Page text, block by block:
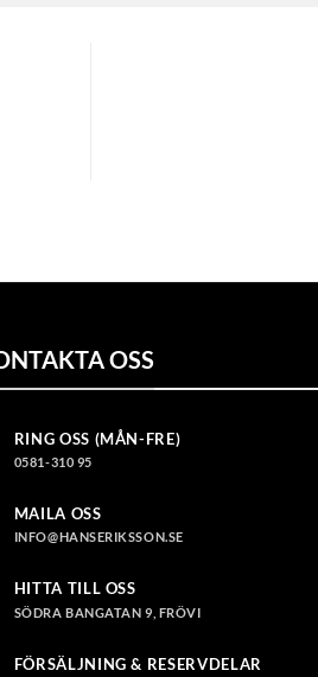
OSS
RING OSS (MÅN-FRE)
0581-310 95
MAILA OSS
INFO@HANSERIKSSON.SE
HITTA TILL OSS
SÖDRA BANGATAN 9, FRÖVI
FÖRSÄLJNING & RESERVDELAR